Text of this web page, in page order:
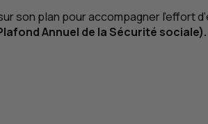
son plan pour accompagner l’effort
Annuel de la Sécurité